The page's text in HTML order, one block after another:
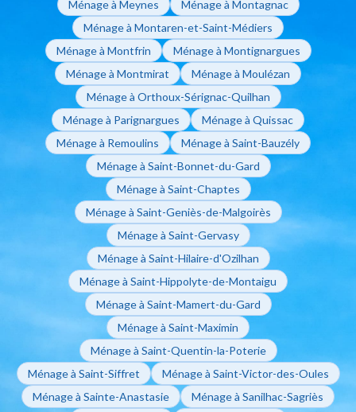
Ménage à Meynes
Ménage à Montagnac
Ménage à Montaren-et-Saint-Médiers
Ménage à Montfrin
Ménage à Montignargues
Ménage à Montmirat
Ménage à Moulézan
Ménage à Orthoux-Sérignac-Quilhan
Ménage à Parignargues
Ménage à Quissac
Ménage à Remoulins
Ménage à Saint-Bauzély
Ménage à Saint-Bonnet-du-Gard
Ménage à Saint-Chaptes
Ménage à Saint-Geniès-de-Malgoirès
Ménage à Saint-Gervasy
Ménage à Saint-Hilaire-d'Ozilhan
Ménage à Saint-Hippolyte-de-Montaigu
Ménage à Saint-Mamert-du-Gard
Ménage à Saint-Maximin
Ménage à Saint-Quentin-la-Poterie
Ménage à Saint-Siffret
Ménage à Saint-Victor-des-Oules
Ménage à Sainte-Anastasie
Ménage à Sanilhac-Sagriès